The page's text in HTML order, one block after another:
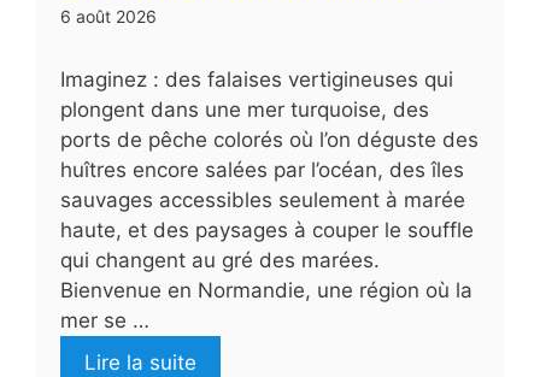
6 août 2026
Imaginez : des falaises vertigineuses qui
plongent dans une mer turquoise, des
ports de pêche colorés où l’on déguste des
huîtres encore salées par l’océan, des îles
sauvages accessibles seulement à marée
haute, et des paysages à couper le souffle
qui changent au gré des marées.
Bienvenue en Normandie, une région où la
mer se …
Lire la suite